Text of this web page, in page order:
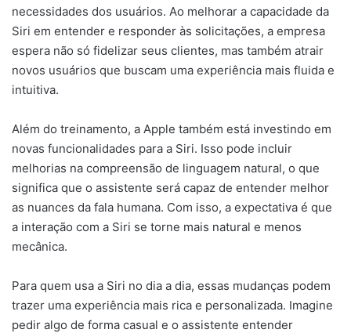
necessidades dos usuários. Ao melhorar a capacidade da
Siri em entender e responder às solicitações, a empresa
espera não só fidelizar seus clientes, mas também atrair
novos usuários que buscam uma experiência mais fluida e
intuitiva.
Além do treinamento, a Apple também está investindo em
novas funcionalidades para a Siri. Isso pode incluir
melhorias na compreensão de linguagem natural, o que
significa que o assistente será capaz de entender melhor
as nuances da fala humana. Com isso, a expectativa é que
a interação com a Siri se torne mais natural e menos
mecânica.
Para quem usa a Siri no dia a dia, essas mudanças podem
trazer uma experiência mais rica e personalizada. Imagine
pedir algo de forma casual e o assistente entender